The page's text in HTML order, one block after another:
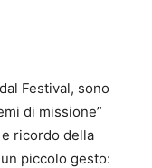
Festival, sono
di missione”
ricordo della
piccolo gesto: